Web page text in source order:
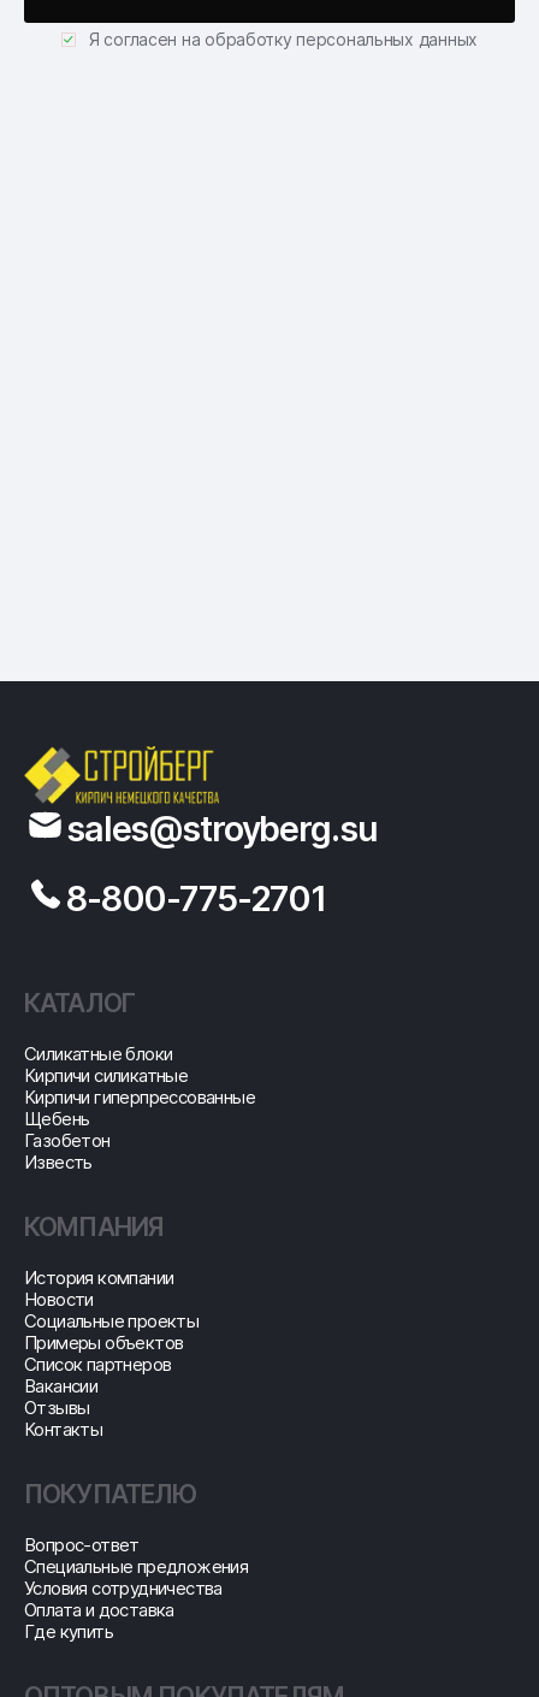
Я согласен на обработку персональных данных
sales@stroyberg.su
8-800-775-2701
КАТАЛОГ
Cиликатные блоки
Кирпичи силикатные
Кирпичи гиперпрессованные
Щебень
Газобетон
Известь
КОМПАНИЯ
История компании
Новости
Социальные проекты
Примеры объектов
Список партнеров
Вакансии
Отзывы
Контакты
ПОКУПАТЕЛЮ
Вопрос-ответ
Специальные предложения
Условия сотрудничества
Оплата и доставка
Где купить